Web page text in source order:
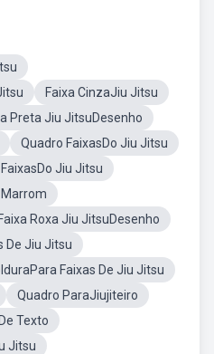
Faixa CinzaJiu Jitsu
Preta Jiu JitsuDesenho
Quadro FaixasDo Jiu Jitsu
Jiu Jitsu
Faixa Roxa Jiu JitsuDesenho
De Jiu Jitsu
Faixas De Jiu Jitsu
Quadro ParaJiujiteiro
Texto
Jitsu